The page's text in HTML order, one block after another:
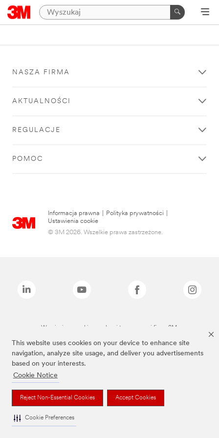
This website uses cookies on your device to enhance site
navigation, analyze site usage, and deliver you advertisements
based on your interests.
Cookie Notice
Reject Non-Essential Cookies Accept Cookies
Cookie Preferences
NASZA FIRMA
AKTUALNOŚCI
REGULACJE
POMOC
Informacja prawna Polityka prywatności
Ustawienia cookie
© 3M 2026. Wszelkie prawa zastrzeżone.
Wymienione marki są znakami towarowymi firmy 3M.